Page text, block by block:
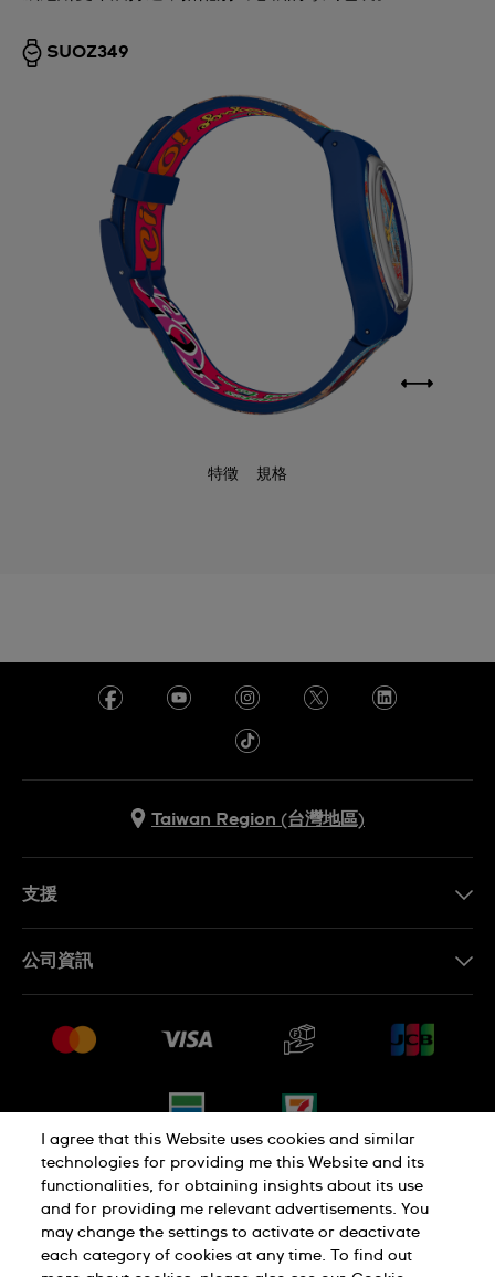
SUOZ349
特徵 規格
Taiwan Region (台灣地區)
支援
銷售條款
公司資訊
工作機會
隱私權政策 Cookie Notice
使用者條款
I agree that this Website uses cookies and similar
technologies for providing me this Website and its
functionalities, for obtaining insights about its use
and for providing me relevant advertisements. You
may change the settings to activate or deactivate
each category of cookies at any time. To find out